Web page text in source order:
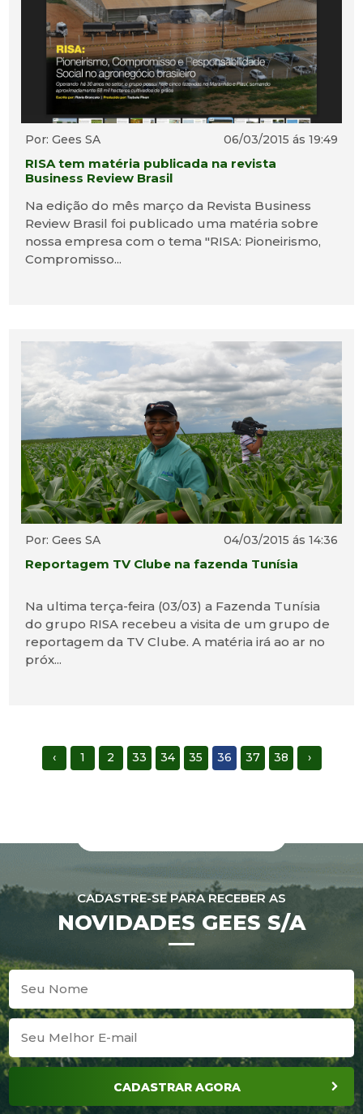
Por: Gees SA 06/03/2015 ás 19:49
RISA tem matéria publicada na revista
Business Review Brasil
Na edição do mês março da Revista Business
Review Brasil foi publicado uma matéria sobre
nossa empresa com o tema "RISA: Pioneirismo,
Compromisso...
Por: Gees SA 04/03/2015 ás 14:36
Reportagem TV Clube na fazenda Tunísia
Na ultima terça-feira (03/03) a Fazenda Tunísia
do grupo RISA recebeu a visita de um grupo de
reportagem da TV Clube. A matéria irá ao ar no
próx...
‹ 1 2 33 34 35 36 37 38 ›
CADASTRE-SE PARA RECEBER AS
NOVIDADES GEES S/A
CADASTRAR AGORA